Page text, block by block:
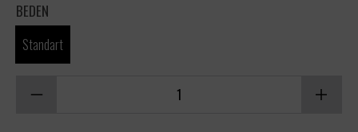
BEDEN
Standart